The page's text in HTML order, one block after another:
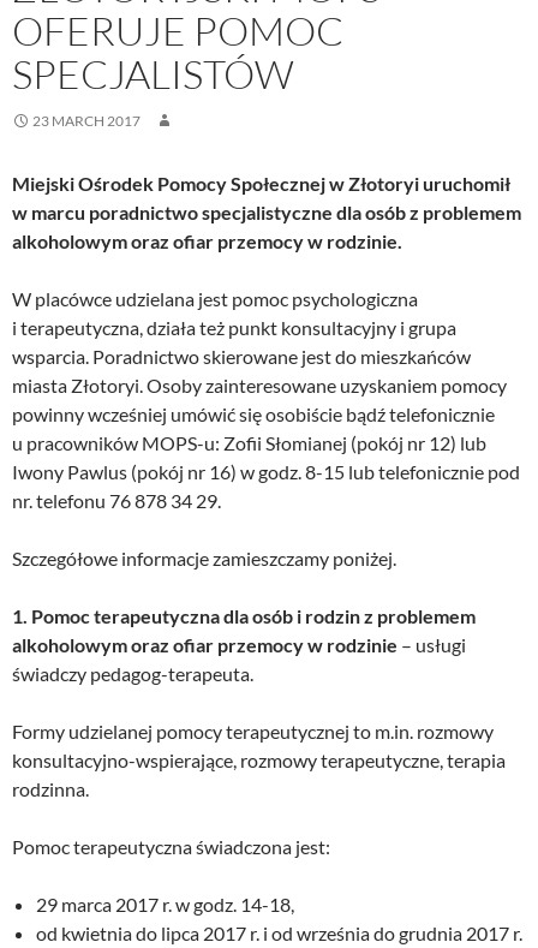
OFERUJE POMOC
SPECJALISTÓW
23 MARCH 2017
Miejski Ośrodek Pomocy Społecznej w Złotoryi uruchomił
w marcu poradnictwo specjalistyczne dla osób z problemem
alkoholowym oraz ofiar przemocy w rodzinie.
W placówce udzielana jest pomoc psychologiczna
i terapeutyczna, działa też punkt konsultacyjny i grupa
wsparcia. Poradnictwo skierowane jest do mieszkańców
miasta Złotoryi. Osoby zainteresowane uzyskaniem pomocy
powinny wcześniej umówić się osobiście bądź telefonicznie
u pracowników MOPS-u: Zofii Słomianej (pokój nr 12) lub
Iwony Pawlus (pokój nr 16) w godz. 8-15 lub telefonicznie pod
nr. telefonu 76 878 34 29.
Szczegółowe informacje zamieszczamy poniżej.
1. Pomoc terapeutyczna dla osób i rodzin z problemem
alkoholowym oraz ofiar przemocy w rodzinie – usługi
świadczy pedagog-terapeuta.
Formy udzielanej pomocy terapeutycznej to m.in. rozmowy
konsultacyjno-wspierające, rozmowy terapeutyczne, terapia
rodzinna.
Pomoc terapeutyczna świadczona jest:
29 marca 2017 r. w godz. 14-18,
od kwietnia do lipca 2017 r. i od września do grudnia 2017 r.